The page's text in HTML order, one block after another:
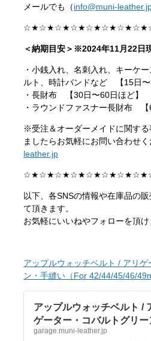
メールでも（info@muni-
＜納期目安＞※2024年11月22日
・小銭入れ、名刺入れ、キーケ
ルト、時計バンドなど 【15日〜
・長財布 【30日〜60日ほど】
・ラウンドファスナー長財布 【
※受注＆オーダーメイドに関す
ましたらお気軽にお問い合わせく
leather.jp
以下、各SNSの情報や在庫品の
て頂きます。
お気軽にいいねやフォローを頂
アップルウォッチベルト / アリ
ン・手縫い（For 42/44/45/46/
アップルウォッチベルト /
ゲーター・コバルトグリー
手縫い（For
garage.muni-leather.jp